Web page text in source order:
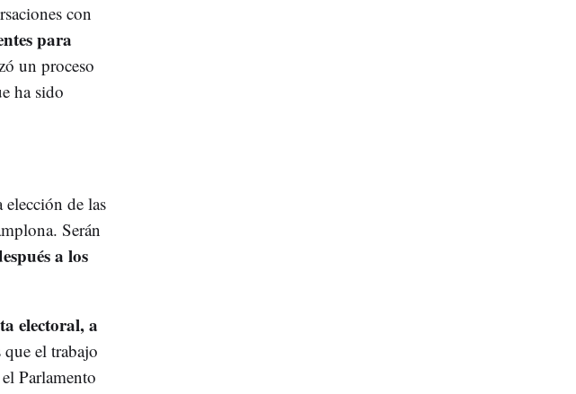
con
para
un proceso
ha sido
de las
Serán
a los
electoral, a
que el trabajo
Parlamento